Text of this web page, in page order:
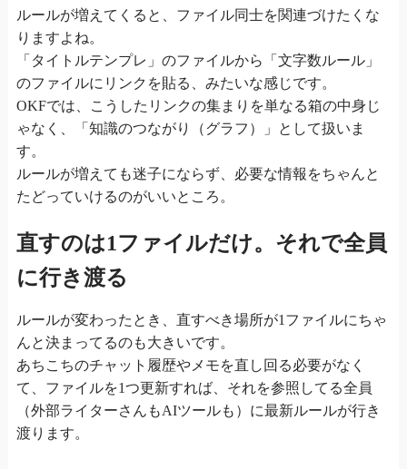
ルールが増えてくると、ファイル同士を関連づけたくな
りますよね。
「タイトルテンプレ」のファイルから「文字数ルール」
のファイルにリンクを貼る、みたいな感じです。
OKFでは、こうしたリンクの集まりを単なる箱の中身じ
ゃなく、「知識のつながり（グラフ）」として扱いま
す。
ルールが増えても迷子にならず、必要な情報をちゃんと
たどっていけるのがいいところ。
直すのは1ファイルだけ。それで全員
に行き渡る
ルールが変わったとき、直すべき場所が1ファイルにちゃ
んと決まってるのも大きいです。
あちこちのチャット履歴やメモを直し回る必要がなく
て、ファイルを1つ更新すれば、それを参照してる全員
（外部ライターさんもAIツールも）に最新ルールが行き
渡ります。